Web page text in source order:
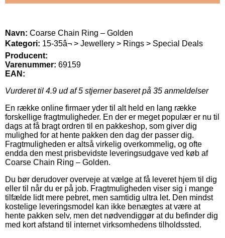
Navn: Coarse Chain Ring – Golden
Kategori: 15-35â¬ > Jewellery > Rings > Special Deals
Producent:
Varenummer: 69159
EAN:
Vurderet til 4.9 ud af 5 stjerner baseret på 35 anmeldelser
En række online firmaer yder til alt held en lang række
forskellige fragtmuligheder. En der er meget populær er nu til
dags at få bragt ordren til en pakkeshop, som giver dig
mulighed for at hente pakken den dag der passer dig.
Fragtmuligheden er altså virkelig overkommelig, og ofte
endda den mest prisbevidste leveringsudgave ved køb af
Coarse Chain Ring – Golden.
Du bør derudover overveje at vælge at få leveret hjem til dig
eller til når du er på job. Fragtmuligheden viser sig i mange
tilfælde lidt mere pebret, men samtidig ultra let. Den mindst
kostelige leveringsmodel kan ikke benægtes at være at
hente pakken selv, men det nødvendiggør at du befinder dig
med kort afstand til internet virksomhedens tilholdssted.